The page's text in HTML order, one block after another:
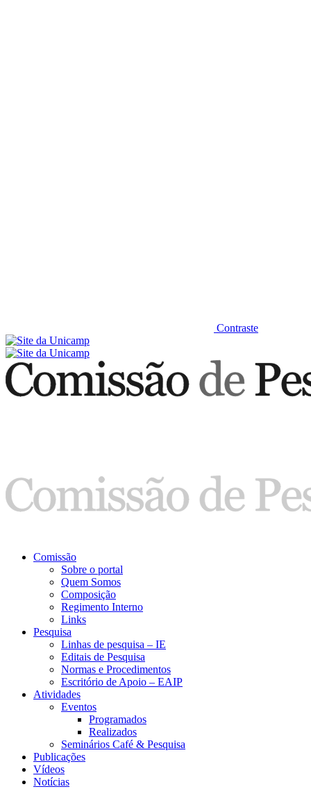
Contraste
Comissão
Sobre o portal
Quem Somos
Composição
Regimento Interno
Links
Pesquisa
Linhas de pesquisa – IE
Editais de Pesquisa
Normas e Procedimentos
Escritório de Apoio – EAIP
Atividades
Eventos
Programados
Realizados
Seminários Café & Pesquisa
Publicações
Vídeos
Notícias